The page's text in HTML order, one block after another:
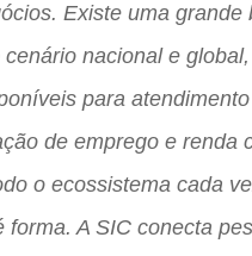
Existe uma grande
nacional e
para
de emprego e renda
o ecossistema cada
forma. A SIC conecta